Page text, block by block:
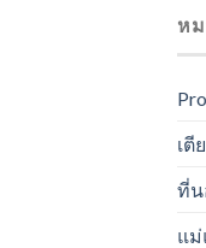
ห
เตี
ที่
แม่